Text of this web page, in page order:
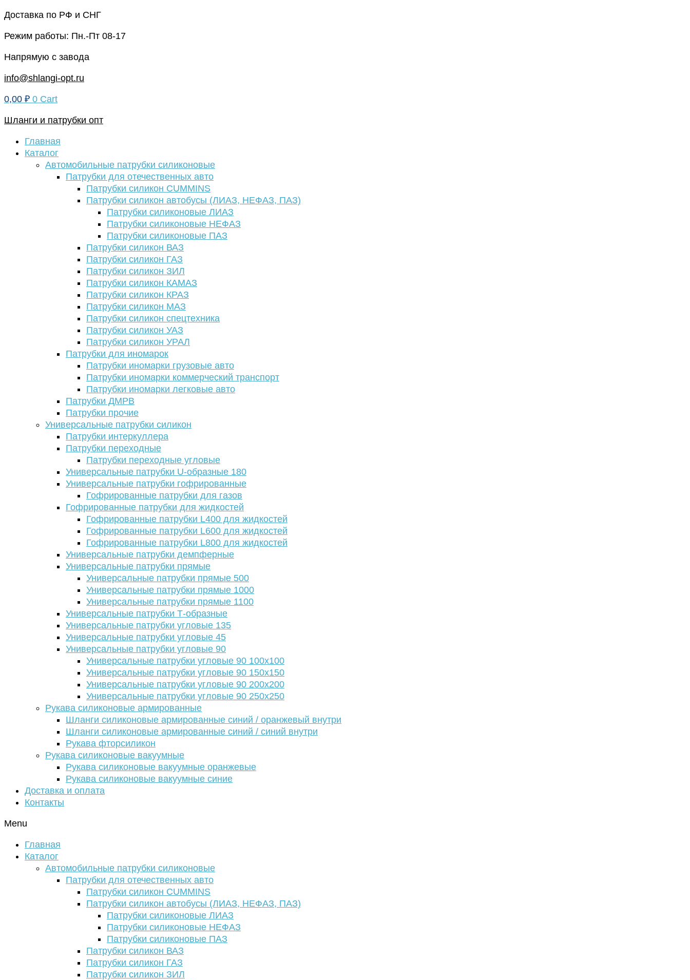
Перейти
содержимому
Доставка по РФ и СНГ
Режим работы: Пн.-Пт 08-17
Напрямую с завода
info@shlangi-opt.ru
0,00 ₽ 0 Cart
Шланги и патрубки опт
Главная
Каталог
Автомобильные патрубки силиконовые
Патрубки для отечественных авто
Патрубки силикон CUMMINS
Патрубки силикон автобусы (ЛИАЗ, НЕФАЗ, ПАЗ)
Патрубки силиконовые ЛИАЗ
Патрубки силиконовые НЕФАЗ
Патрубки силиконовые ПАЗ
Патрубки силикон ВАЗ
Патрубки силикон ГАЗ
Патрубки силикон ЗИЛ
Патрубки силикон КАМАЗ
Патрубки силикон КРАЗ
Патрубки силикон МАЗ
Патрубки силикон спецтехника
Патрубки силикон УАЗ
Патрубки силикон УРАЛ
Патрубки для иномарок
Патрубки иномарки грузовые авто
Патрубки иномарки коммерческий транспорт
Патрубки иномарки легковые авто
Патрубки ДМРВ
Патрубки прочие
Универсальные патрубки силикон
Патрубки интеркуллера
Патрубки переходные
Патрубки переходные угловые
Универсальные патрубки U-образные 180
Универсальные патрубки гофрированные
Гофрированные патрубки для газов
Гофрированные патрубки для жидкостей
Гофрированные патрубки L400 для жидкостей
Гофрированные патрубки L600 для жидкостей
Гофрированные патрубки L800 для жидкостей
Универсальные патрубки демпферные
Универсальные патрубки прямые
Универсальные патрубки прямые 500
Универсальные патрубки прямые 1000
Универсальные патрубки прямые 1100
Универсальные патрубки Т-образные
Универсальные патрубки угловые 135
Универсальные патрубки угловые 45
Универсальные патрубки угловые 90
Универсальные патрубки угловые 90 100х100
Универсальные патрубки угловые 90 150х150
Универсальные патрубки угловые 90 200х200
Универсальные патрубки угловые 90 250х250
Рукава силиконовые армированные
Шланги силиконовые армированные синий / оранжевый внутри
Шланги силиконовые армированные синий / синий внутри
Рукава фторсиликон
Рукава силиконовые вакуумные
Рукава силиконовые вакуумные оранжевые
Рукава силиконовые вакуумные синие
Доставка и оплата
Контакты
Menu
Главная
Каталог
Автомобильные патрубки силиконовые
Патрубки для отечественных авто
Патрубки силикон CUMMINS
Патрубки силикон автобусы (ЛИАЗ, НЕФАЗ, ПАЗ)
Патрубки силиконовые ЛИАЗ
Патрубки силиконовые НЕФАЗ
Патрубки силиконовые ПАЗ
Патрубки силикон ВАЗ
Патрубки силикон ГАЗ
Патрубки силикон ЗИЛ